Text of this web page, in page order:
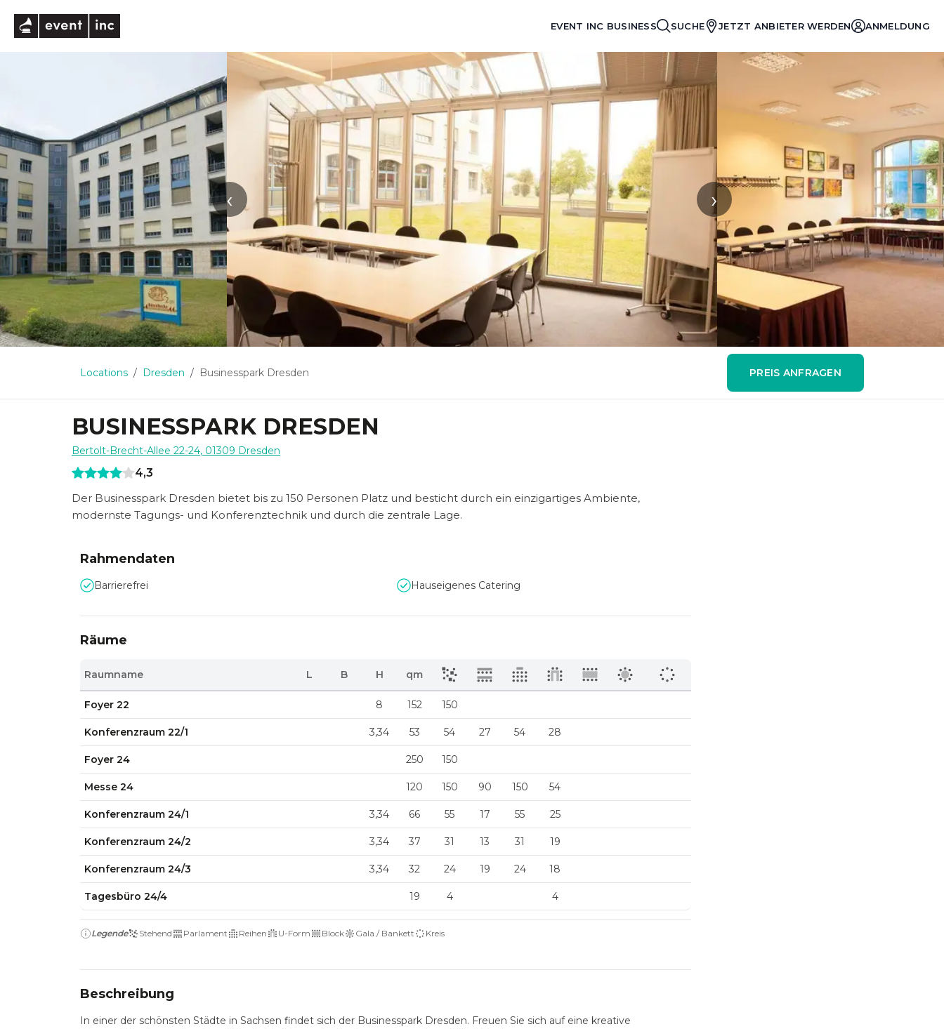
EVENT INC BUSINESS SUCHE JETZT ANBIETER WERDEN ANMELDUNG
‹ ›
Locations Dresden Businesspark Dresden PREIS ANFRAGEN
BUSINESSPARK DRESDEN
Bertolt-Brecht-Allee 22-24, 01309 Dresden
4,3
Der Businesspark Dresden bietet bis zu 150 Personen Platz und besticht durch ein einzigartiges Ambiente,
modernste Tagungs- und Konferenztechnik und durch die zentrale Lage.
Rahmendaten
Barrierefrei Hauseigenes Catering
Räume
Raumname L B H qm
Foyer 22 8 152 150
Konferenzraum 22/1 3,34 53 54 27 54 28
Foyer 24 250 150
Messe 24 120 150 90 150 54
Konferenzraum 24/1 3,34 66 55 17 55 25
Konferenzraum 24/2 3,34 37 31 13 31 19
Konferenzraum 24/3 3,34 32 24 19 24 18
Tagesbüro 24/4 19 4 4
Legende Stehend Parlament Reihen U-Form Block Gala / Bankett Kreis
Beschreibung
In einer der schönsten Städte in Sachsen findet sich der Businesspark Dresden. Freuen Sie sich auf eine kreative